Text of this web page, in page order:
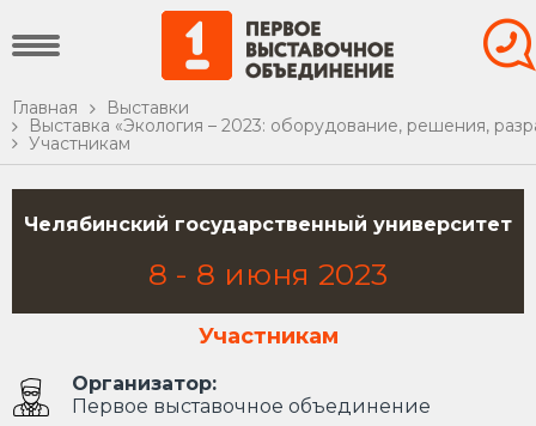
Главная
Выставки
Выставка «Экология – 2023: оборудование, решения,
Участникам
Челябинский государственный университет
8 - 8 июня 2023
Участникам
Организатор:
Первое выставочное объединение